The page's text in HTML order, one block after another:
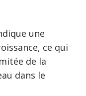
une
ce qui
de la
dans le